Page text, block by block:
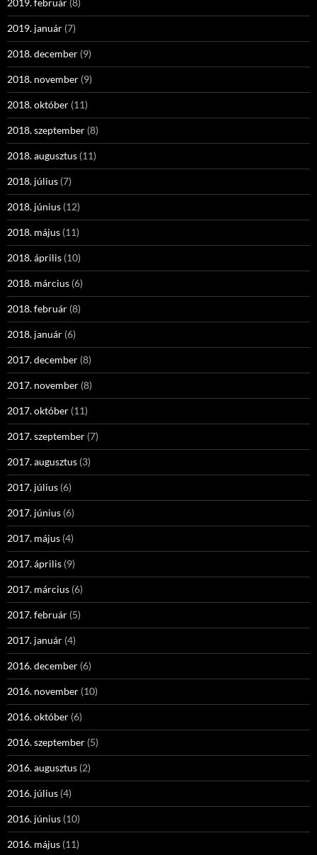
2019. február (8)
2019. január (7)
2018. december (9)
2018. november (9)
2018. október (11)
2018. szeptember (8)
2018. augusztus (11)
2018. július (7)
2018. június (12)
2018. május (11)
2018. április (10)
2018. március (6)
2018. február (8)
2018. január (6)
2017. december (8)
2017. november (8)
2017. október (11)
2017. szeptember (7)
2017. augusztus (3)
2017. július (6)
2017. június (6)
2017. május (4)
2017. április (9)
2017. március (6)
2017. február (5)
2017. január (4)
2016. december (6)
2016. november (10)
2016. október (6)
2016. szeptember (5)
2016. augusztus (2)
2016. július (4)
2016. június (10)
2016. május (11)